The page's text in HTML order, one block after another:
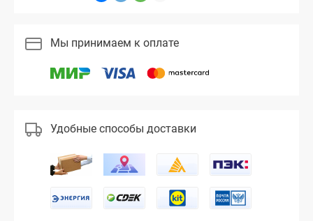
Мы принимаем к оплате
Удобные способы доставки